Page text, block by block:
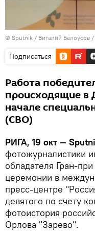
© Sputnik / Виталий Белоусов /
Подписаться
Работа
происходящие в
начале
(СВО)
РИГА, 19 окт —
фотожурналистики
обладателя Гран-
церемонии в
пресс-центре
девятого по счету
фотоистория
Орлова "Зарево".